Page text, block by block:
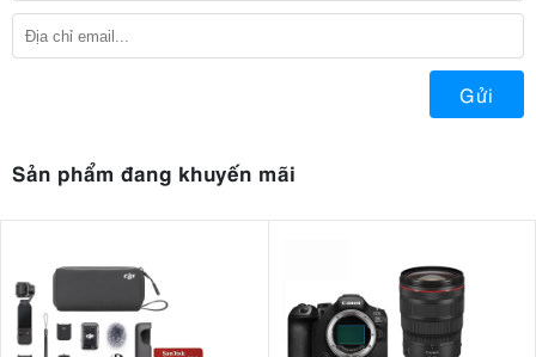
Gửi
Sản phẩm đang khuyến mãi